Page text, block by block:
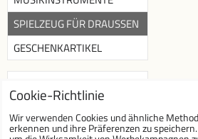
SPIELZEUG FÜR DRAUSSEN
GESCHENKARTIKEL
Newsletter
Newsletter abonnieren :
Cookie-Richtlinie
Wir verwenden Cookies und ähnliche
erkennen und ihre Präferenzen zu